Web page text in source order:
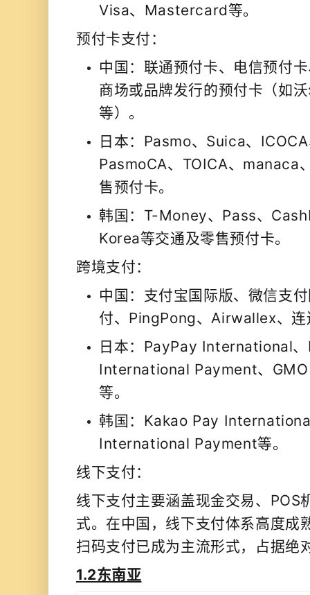
Visa、Mastercard等。
预付卡支付：
中国：联通预付卡、电信预付
商场或品牌发行的预付卡（如
等）。
日本：Pasmo、Suica、
PasmoCA、TOICA、manaca
售预付卡。
韩国：T-Money、Pass、
Korea等交通及零售预付卡。
跨境支付：
中国：支付宝国际版、微信支
付、PingPong、Airwallex、连
日本：PayPay International
International Payment、
等。
韩国：Kakao Pay
International Payment等。
线下支付：
线下支付主要涵盖现金交易、POS
式。在中国，线下支付体系高度成
扫码支付已成为主流形式，占据绝
1.2东南亚